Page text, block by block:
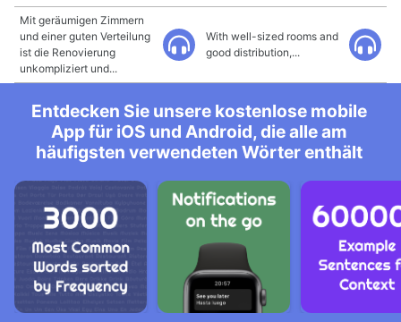
Mit geräumigen Zimmern
und einer guten Verteilung
ist die Renovierung
unkompliziert und...
With well-sized rooms and
good distribution,...
Entdecken Sie unsere kostenlose mobile
App für iOS und Android, die alle am
häufigsten verwendeten Wörter enthält